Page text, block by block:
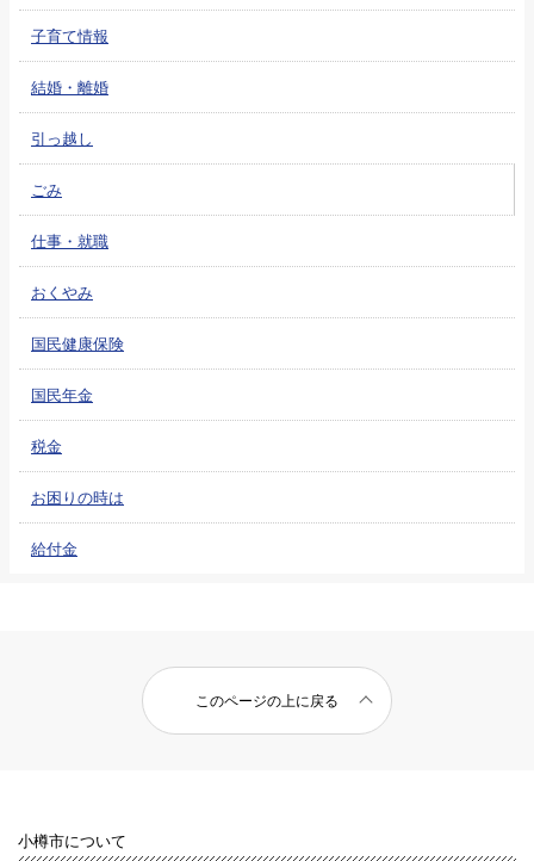
子育て情報
結婚・離婚
引っ越し
ごみ
仕事・就職
おくやみ
国民健康保険
国民年金
税金
お困りの時は
給付金
このページの上に戻る
小樽市について